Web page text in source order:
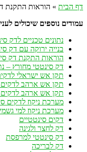
דף הבית » הוראות התקנת
עמודים נוספים שיכולים
נתונים טכניים לדק
בנייה ירוקה עם דק
הוראות התקנת דק
דק סינטטי מחורץ –
תקן אש ישראלי
תקן אש ארהב לדקים
תקן אש ארהב לדקים
מערכת ניקוז לדקים
מערכת ניקוז למי
דקים סינטטיים
דק לחצר ולגינה
דק סינטטי למרפסת
דק לבריכה